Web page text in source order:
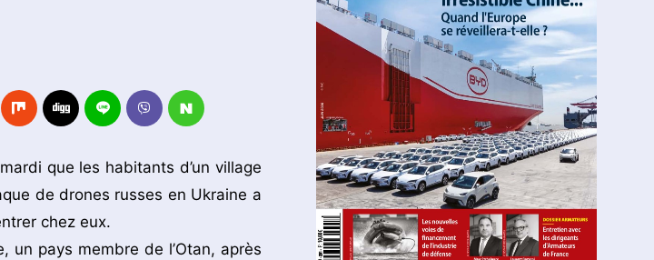
que les habitants d’un village
de drones russes en Ukraine a
chez eux.
un pays membre de l’Otan, après